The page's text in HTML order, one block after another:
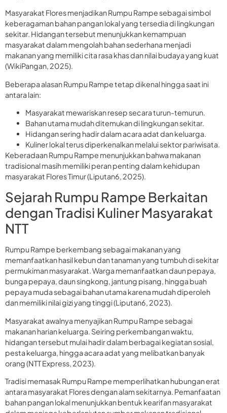
Masyarakat Flores menjadikan Rumpu Rampe sebagai simbol
keberagaman bahan pangan lokal yang tersedia di lingkungan
sekitar. Hidangan tersebut menunjukkan kemampuan
masyarakat dalam mengolah bahan sederhana menjadi
makanan yang memiliki cita rasa khas dan nilai budaya yang kuat
(WikiPangan, 2025).
Beberapa alasan Rumpu Rampe tetap dikenal hingga saat ini
antara lain:
Masyarakat mewariskan resep secara turun-temurun.
Bahan utama mudah ditemukan di lingkungan sekitar.
Hidangan sering hadir dalam acara adat dan keluarga.
Kuliner lokal terus diperkenalkan melalui sektor pariwisata.
Keberadaan Rumpu Rampe menunjukkan bahwa makanan
tradisional masih memiliki peran penting dalam kehidupan
masyarakat Flores Timur (Liputan6, 2025).
Sejarah Rumpu Rampe Berkaitan
dengan Tradisi Kuliner Masyarakat
NTT
Rumpu Rampe berkembang sebagai makanan yang
memanfaatkan hasil kebun dan tanaman yang tumbuh di sekitar
permukiman masyarakat. Warga memanfaatkan daun pepaya,
bunga pepaya, daun singkong, jantung pisang, hingga buah
pepaya muda sebagai bahan utama karena mudah diperoleh
dan memiliki nilai gizi yang tinggi (Liputan6, 2023).
Masyarakat awalnya menyajikan Rumpu Rampe sebagai
makanan harian keluarga. Seiring perkembangan waktu,
hidangan tersebut mulai hadir dalam berbagai kegiatan sosial,
pesta keluarga, hingga acara adat yang melibatkan banyak
orang (NTT Express, 2023).
Tradisi memasak Rumpu Rampe memperlihatkan hubungan erat
antara masyarakat Flores dengan alam sekitarnya. Pemanfaatan
bahan pangan lokal menunjukkan bentuk kearifan masyarakat